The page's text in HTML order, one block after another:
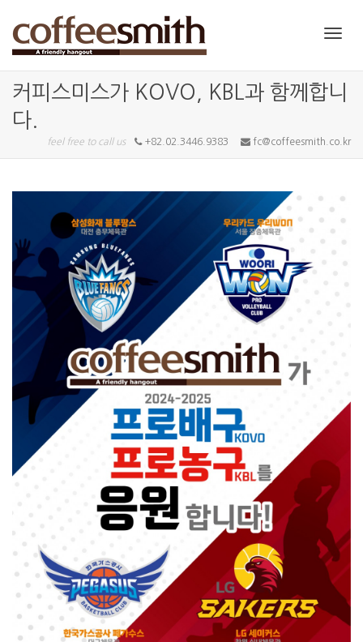
커피스미스가 KOVO, KBL과 함께합니
다.
feel free to call us +82.02.3446.9383 fc@coffeesmith.co.kr